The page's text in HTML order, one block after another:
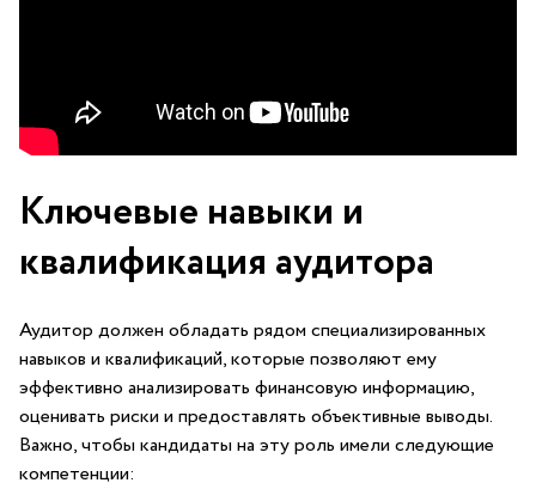
Ключевые⁣ навыки и
квалификация‌ аудитора
Аудитор должен обладать рядом специализированных
навыков и квалификаций, которые позволяют ему⁣
эффективно анализировать финансовую информацию,
оценивать риски и ​предоставлять объективные выводы.
Важно, чтобы кандидаты на эту роль имели следующие
компетенции: